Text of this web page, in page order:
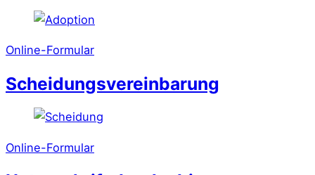
Online-Formular
Scheidungsvereinbarung
Online-Formular